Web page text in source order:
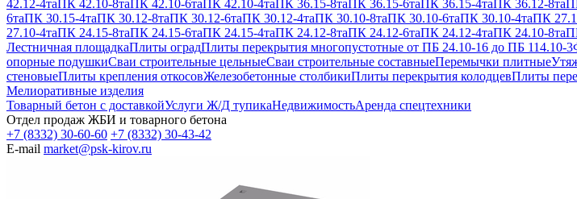
42.12-4таПК 42.10-8таПК 42.10-6таПК 42.10-4таПК 36.15-8таПК 36.15-6таПК 36.15-4таПК 36.12-8та
6таПК 30.15-4таПК 30.12-8таПК 30.12-6таПК 30.12-4таПК 30.10-8таПК 30.10-6таПК 30.10-4таПК
27.10-4таПК 24.15-8таПК 24.15-6таПК 24.15-4таПК 24.12-8таПК 24.12-6таПК 24.12-4таПК 24.10-8та
Лестничная площадкаПлиты оградПлиты перекрытия многопустотные от ПБ 24.10-16 до ПБ 114.10-3
опорные подушкиСваи строительные цельныеСваи строительные составныеПеремычки плитные
стеновыеПлиты крепления откосовЖелезобетонные столбикиПлиты перекрытия колодцевПлиты
Мелиоративные изделия
Товарный бетон с доставкойУслуги Ж/Д тупикаНедвижимостьАренда спецтехники
Отдел продаж ЖБИ и товарного бетона
+7 (8332) 30-60-60 +7 (8332) 30-43-42
E-mail market@psk-kirov.ru